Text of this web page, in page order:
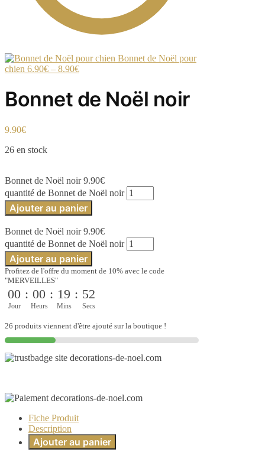
Bonnet de Noël pour
chien 6.90€ – 8.90€
Bonnet de Noël noir
9.90€
26 en stock
Bonnet de Noël noir 9.90€
quantité de Bonnet de Noël noir
Ajouter au panier
Bonnet de Noël noir 9.90€
quantité de Bonnet de Noël noir
Ajouter au panier
Profitez de l'offre du moment de 10% avec le code
"MERVEILLES"
00
Jour
: 00
Heurs
: 19
Mins
: 51
Secs
26 produits viennent d'être ajouté sur la boutique !
Fiche Produit
Description
Ajouter au panier